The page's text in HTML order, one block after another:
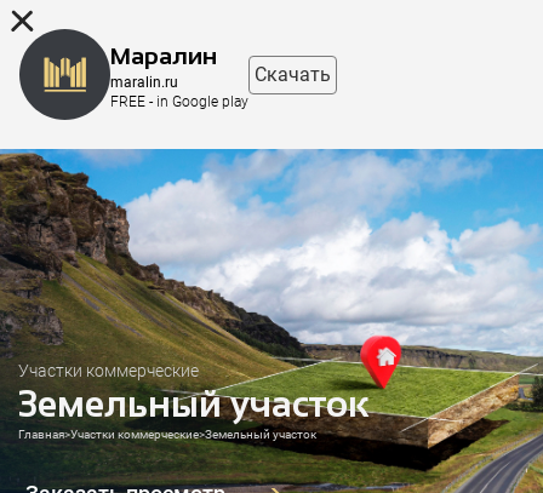
Участки коммерческие
Земельный участок
Главная>Участки коммерческие>Земельный участок
Маралин
maralin.ru
FREE - in Google play
Скачать